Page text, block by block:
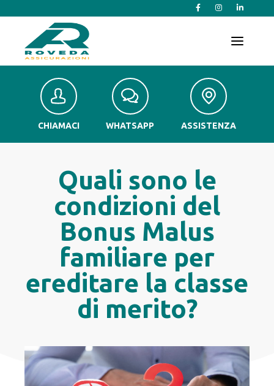
T
v
g
CHIAMACI WHATSAPP ASSISTENZA
Quali sono le
condizioni del
Bonus Malus
familiare per
ereditare la classe
di merito?